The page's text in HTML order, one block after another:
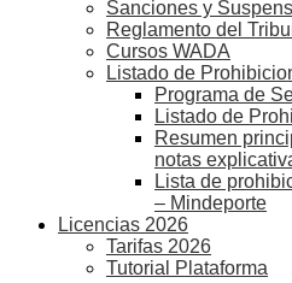
Sanciones y
Reglamento del
Cursos WADA
Listado de
Programa de
Listado de
Resumen
notas
Lista de
– Mindeporte
Licencias 2026
Tarifas 2026
Tutorial Plataforma